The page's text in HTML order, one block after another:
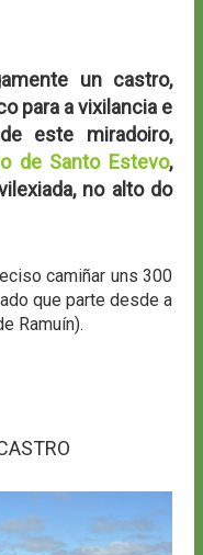
un castro,
para a vixilancia e
este miradoiro,
de Santo Estevo,
no alto do
camiñar uns 300
que parte desde a
Ramuín).